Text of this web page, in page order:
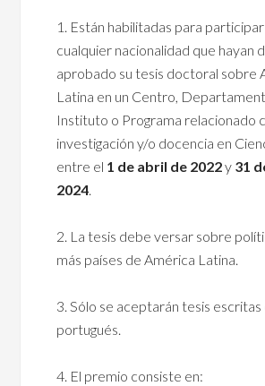
1. Están habilitadas para
cualquier nacionalidad que hayan
aprobado su tesis doctoral sobre
Latina en un Centro,
Instituto o Programa relacionado
investigación y/o docencia en
entre el 1 de abril de 2022y 31
2024.
2. La tesis debe versar sobre
más países de América Latina.
3. Sólo se aceptarán tesis escritas
portugués.
4. El premio consiste en: